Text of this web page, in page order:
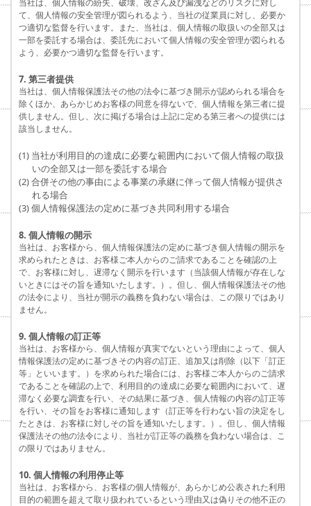
当社は、個人情報の紛失、破壊、改ざん及び漏洩などのリスクに対し
て、個人情報の安全管理が図られるよう、当社の従業員に対し、必要か
つ適切な監督を行います。また、当社は、個人情報の取扱いの全部又は
一部を委託する場合は、委託先において個人情報の安全管理が図られる
よう、必要かつ適切な監督を行います。
7. 第三者提供
当社は、個人情報保護法その他の法令に基づき開示が認められる場合を
除くほか、あらかじめお客様の同意を得ないで、個人情報を第三者に提
供しません。但し、次に掲げる場合は上記に定める第三者への提供には
該当しません。
(1) 当社が利用目的の達成に必要な範囲内において個人情報の取扱
いの全部又は一部を委託する場合
(2) 合併その他の事由による事業の承継に伴って個人情報が提供さ
れる場合
(3) 個人情報保護法の定めに基づき共同利用する場合
8. 個人情報の開示
当社は、お客様から、個人情報保護法の定めに基づき個人情報の開示を
求められたときは、お客様ご本人からのご請求であることを確認の上
で、お客様に対し、遅滞なく開示を行います（当該個人情報が存在しな
いときにはその旨を通知いたします。）。但し、個人情報保護法その他
の法令により、当社が開示の義務を負わない場合は、この限りではあり
ません。
9. 個人情報の訂正等
当社は、お客様から、個人情報が真実でないという理由によって、個人
情報保護法の定めに基づきその内容の訂正、追加又は削除（以下「訂正
等」といいます。）を求められた場合には、お客様ご本人からのご請求
であることを確認の上で、利用目的の達成に必要な範囲内において、遅
滞なく必要な調査を行い、その結果に基づき、個人情報の内容の訂正等
を行い、その旨をお客様に通知します（訂正等を行わない旨の決定をし
たときは、お客様に対しその旨を通知いたします。）。但し、個人情報
保護法その他の法令により、当社が訂正等の義務を負わない場合は、こ
の限りではありません。
10. 個人情報の利用停止等
当社は、お客様から、お客様の個人情報が、あらかじめ公表された利用
目的の範囲を超えて取り扱われているという理由又は偽りその他不正の